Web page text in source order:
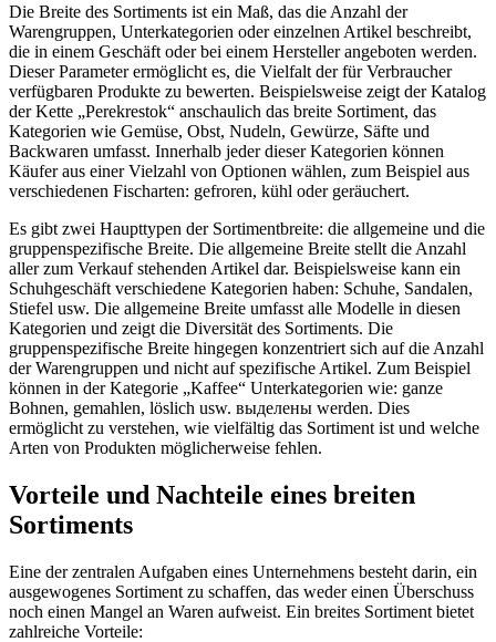
Die Breite des Sortiments ist ein Maß, das die Anzahl der
Warengruppen, Unterkategorien oder einzelnen Artikel beschreibt,
die in einem Geschäft oder bei einem Hersteller angeboten werden.
Dieser Parameter ermöglicht es, die Vielfalt der für Verbraucher
verfügbaren Produkte zu bewerten. Beispielsweise zeigt der Katalog
der Kette „Perekrestok“ anschaulich das breite Sortiment, das
Kategorien wie Gemüse, Obst, Nudeln, Gewürze, Säfte und
Backwaren umfasst. Innerhalb jeder dieser Kategorien können
Käufer aus einer Vielzahl von Optionen wählen, zum Beispiel aus
verschiedenen Fischarten: gefroren, kühl oder geräuchert.
Es gibt zwei Haupttypen der Sortimentbreite: die allgemeine und die
gruppenspezifische Breite. Die allgemeine Breite stellt die Anzahl
aller zum Verkauf stehenden Artikel dar. Beispielsweise kann ein
Schuhgeschäft verschiedene Kategorien haben: Schuhe, Sandalen,
Stiefel usw. Die allgemeine Breite umfasst alle Modelle in diesen
Kategorien und zeigt die Diversität des Sortiments. Die
gruppenspezifische Breite hingegen konzentriert sich auf die Anzahl
der Warengruppen und nicht auf spezifische Artikel. Zum Beispiel
können in der Kategorie „Kaffee“ Unterkategorien wie: ganze
Bohnen, gemahlen, löslich usw. выделены werden. Dies
ermöglicht zu verstehen, wie vielfältig das Sortiment ist und welche
Arten von Produkten möglicherweise fehlen.
Vorteile und Nachteile eines breiten
Sortiments
Eine der zentralen Aufgaben eines Unternehmens besteht darin, ein
ausgewogenes Sortiment zu schaffen, das weder einen Überschuss
noch einen Mangel an Waren aufweist. Ein breites Sortiment bietet
zahlreiche Vorteile: